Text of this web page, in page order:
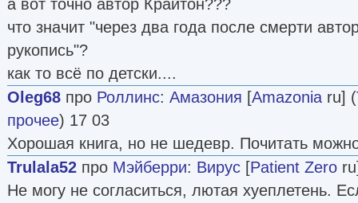
а вот точно автор Крайтон???
что значит "через два года после смерти
рукопись"?
как то всё по детски....
Oleg68 про Роллинс: Амазония [Amazonia ru] (
прочее) 17 03
Хорошая книга, но не шедевр. Почитать
Trulala52 про Мэйберри: Вирус [Patient Zero
Не могу не согласиться, лютая хуеплетень.